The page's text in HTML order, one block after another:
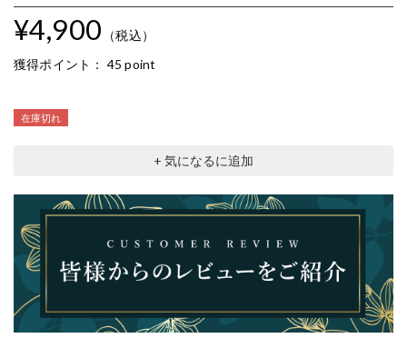
¥4,900 （税込）
獲得ポイント： 45 point
在庫切れ
+ 気になるに追加